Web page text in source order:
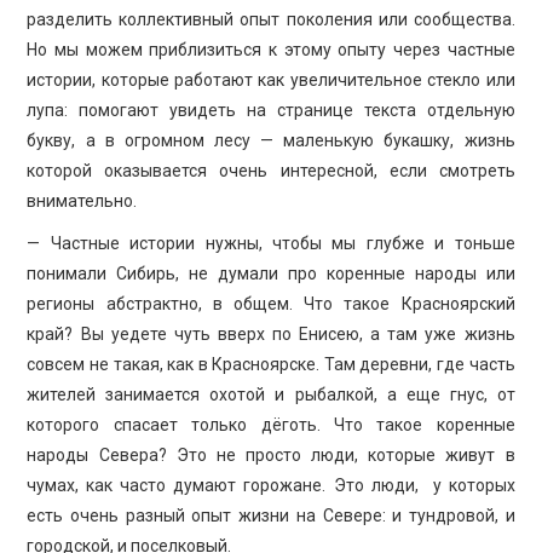
разделить коллективный опыт поколения или сообщества.
Но мы можем приблизиться к этому опыту через частные
истории, которые работают как увеличительное стекло или
лупа: помогают увидеть на странице текста отдельную
букву, а в огромном лесу — маленькую букашку, жизнь
которой оказывается очень интересной, если смотреть
внимательно.
— Частные истории нужны, чтобы мы глубже и тоньше
понимали Сибирь, не думали про коренные народы или
регионы абстрактно, в общем. Что такое Красноярский
край? Вы уедете чуть вверх по Енисею, а там уже жизнь
совсем не такая, как в Красноярске. Там деревни, где часть
жителей занимается охотой и рыбалкой, а еще гнус, от
которого спасает только дёготь. Что такое коренные
народы Севера? Это не просто люди, которые живут в
чумах, как часто думают горожане. Это люди, у которых
есть очень разный опыт жизни на Севере: и тундровой, и
городской, и поселковый.